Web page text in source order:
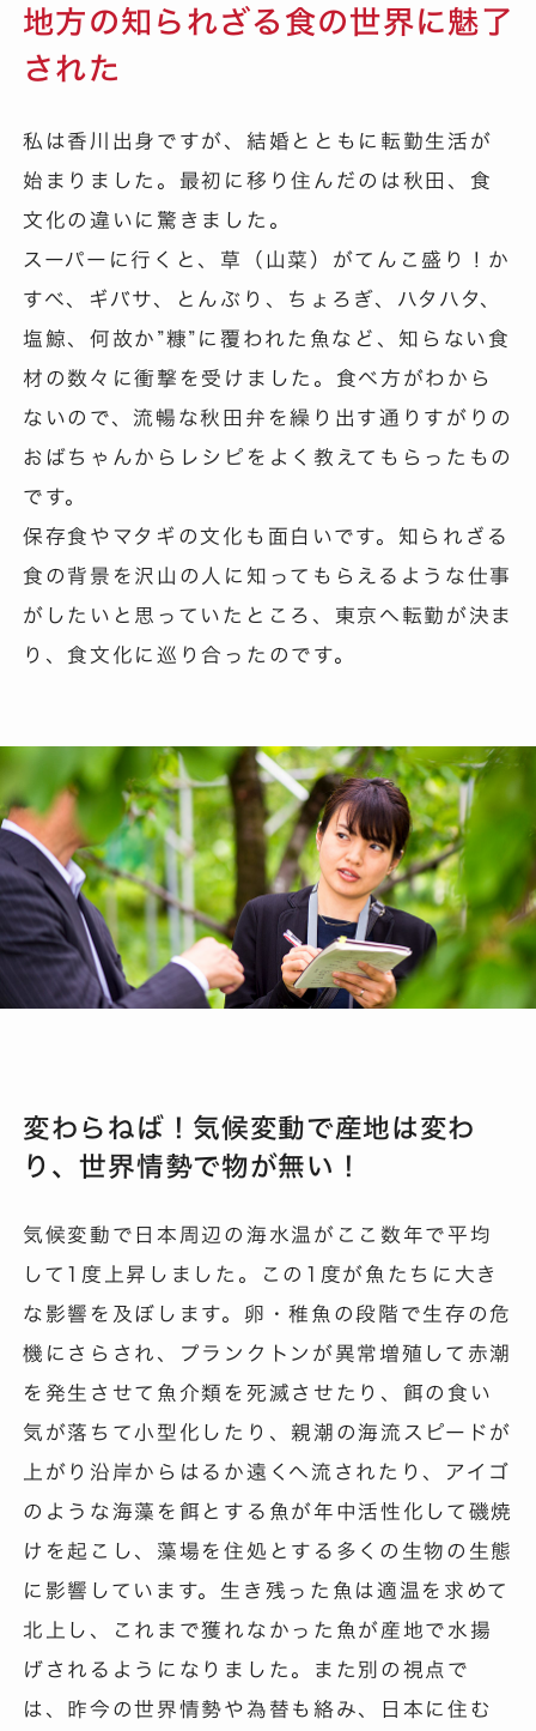
地方の知られざる食の世界に魅了
された
私は香川出身ですが、結婚とともに転勤生活が
始まりました。最初に移り住んだのは秋田、食
文化の違いに驚きました。
スーパーに行くと、草（山菜）がてんこ盛り！か
すべ、ギバサ、とんぶり、ちょろぎ、ハタハタ、
塩鯨、何故か”糠”に覆われた魚など、知らない食
材の数々に衝撃を受けました。食べ方がわから
ないので、流暢な秋田弁を繰り出す通りすがりの
おばちゃんからレシピをよく教えてもらったもの
です。
保存食やマタギの文化も面白いです。知られざる
食の背景を沢山の人に知ってもらえるような仕事
がしたいと思っていたところ、東京へ転勤が決ま
り、食文化に巡り合ったのです。
変わらねば！気候変動で産地は変わ
り、世界情勢で物が無い！
気候変動で日本周辺の海水温がここ数年で平均
して1度上昇しました。この1度が魚たちに大き
な影響を及ぼします。卵・稚魚の段階で生存の危
機にさらされ、プランクトンが異常増殖して赤潮
を発生させて魚介類を死滅させたり、餌の食い
気が落ちて小型化したり、親潮の海流スピードが
上がり沿岸からはるか遠くへ流されたり、アイゴ
のような海藻を餌とする魚が年中活性化して磯焼
けを起こし、藻場を住処とする多くの生物の生態
に影響しています。生き残った魚は適温を求めて
北上し、これまで獲れなかった魚が産地で水揚
げされるようになりました。また別の視点で
は、昨今の世界情勢や為替も絡み、日本に住む